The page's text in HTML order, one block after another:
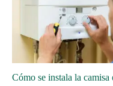
Cómo se instala la